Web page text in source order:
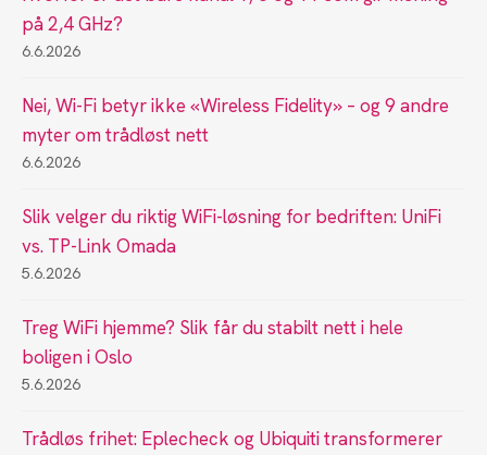
på 2,4 GHz?
6.6.2026
Nei, Wi-Fi betyr ikke «Wireless Fidelity» – og 9 andre
myter om trådløst nett
6.6.2026
Slik velger du riktig WiFi-løsning for bedriften: UniFi
vs. TP-Link Omada
5.6.2026
Treg WiFi hjemme? Slik får du stabilt nett i hele
boligen i Oslo
5.6.2026
Trådløs frihet: Eplecheck og Ubiquiti transformerer